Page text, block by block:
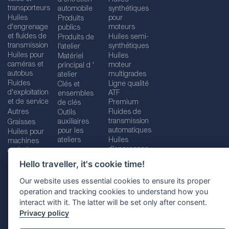
Hello traveller, it's cookie time!
Our website uses essential cookies to ensure its proper
operation and tracking cookies to understand how you
interact with it. The latter will be set only after consent.
Privacy policy
transporteurs
Huiles
d'engrenage
et fluides de
transmission
Huiles pour
caméras et
autobus
Fluides
d'exploitation
et de service
Autres
Graisses
Huiles pour
machines
agricoles
automobile
Produits
publics
Produits de
l'atelier
Matériel
principal d '
atelier
Clés et
ensembles
de clés
Outils
auxiliaires
pour les
ateliers
synthétiques
pour
moteurs
Huiles semi-
synthétiques
Huiles
moteur
multigrades
Ligne qualité
ATF
Premium
Fluides de
transmission
automatiques
Huiles
d'engrenage
Imprint Legal disclaimer Privacy policy
Cookies policy Location selector